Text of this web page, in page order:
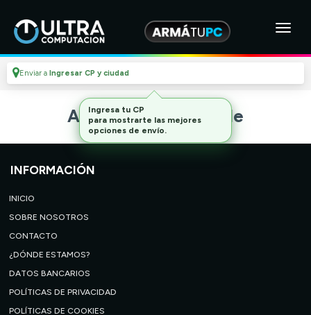
Enviar a Ingresar CP y ciudad
Artículo no disponible
INFORMACIÓN
INICIO
SOBRE NOSOTROS
CONTACTO
¿DÓNDE ESTAMOS?
DATOS BANCARIOS
POLÍTICAS DE PRIVACIDAD
POLÍTICAS DE COOKIES
Ingresa tu CP
para mostrarte las mejores
opciones de envío.